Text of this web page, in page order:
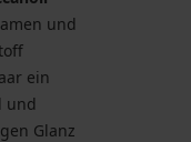
und
ein
und
Glanz